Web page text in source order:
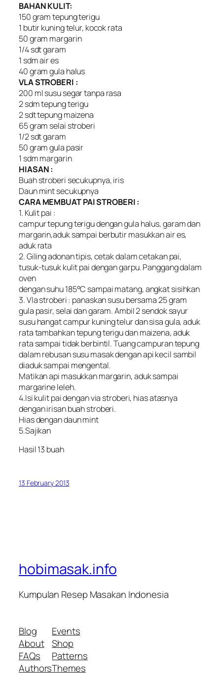
BAHAN KULIT:
150 gram tepung terigu
1 butir kuning telur, kocok rata
50 gram margarin
1/4 sdt garam
1 sdm air es
40 gram gula halus
VLA STROBERI :
200 ml susu segar tanpa rasa
2 sdm tepung terigu
2 sdt tepung maizena
65 gram selai stroberi
1/2 sdt garam
50 gram gula pasir
1 sdm margarin
HIASAN :
Buah stroberi secukupnya, iris
Daun mint secukupnya
CARA MEMBUAT PAI STROBERI :
1. Kulit pai :
campur tepung terigu dengan gula halus, garam dan
margarin,aduk sampai berbutir masukkan air es,
aduk rata
2. Giling adonan tipis, cetak dalam cetakan pai,
tusuk-tusuk kulit pai dengan garpu. Panggang dalam
oven
dengan suhu 185°C sampai matang, angkat sisihkan
3. Vla stroberi : panaskan susu bersama 25 gram
gula pasir, selai dan garam. Ambil 2 sendok sayur
susu hangat campur kuning telur dan sisa gula, aduk
rata tambahkan tepung terigu dan maizena, aduk
rata sampai tidak berbintil. Tuang campuran tepung
dalam rebusan susu masak dengan api kecil sambil
diaduk sampai mengental.
Matikan api masukkan margarin, aduk sampai
margarine leleh.
4.Isi kulit pai dengan via stroberi, hias atasnya
dengan irisan buah stroberi.
Hias dengan daun mint
5.Sajikan
Hasil 13 buah
13 February 2013
hobimasak.info
Kumpulan Resep Masakan Indonesia
Blog
About
FAQs
Authors
Events
Shop
Patterns
Themes